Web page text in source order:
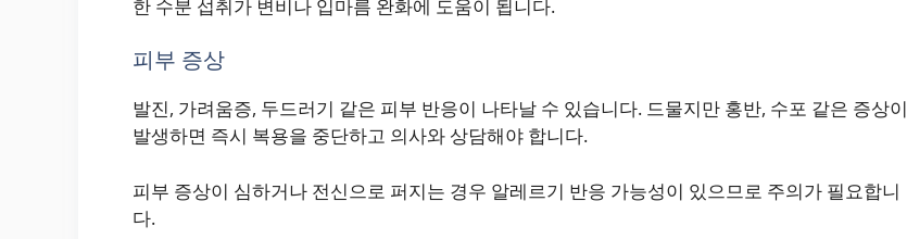
한 수분 섭취가 변비나 입마름 완화에 도움이 됩니다.
피부 증상
발진, 가려움증, 두드러기 같은 피부 반응이 나타날 수 있습니다. 드물지만 홍반, 수포 같은 증상이
발생하면 즉시 복용을 중단하고 의사와 상담해야 합니다.
피부 증상이 심하거나 전신으로 퍼지는 경우 알레르기 반응 가능성이 있으므로 주의가 필요합니
다.